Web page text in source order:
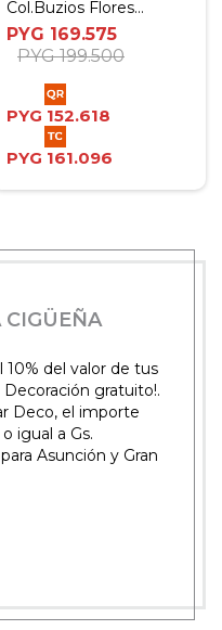
Col.Buzios Flores
Celeste - Twin
PYG 169.575
PYG 199.500
PYG 152.618
PYG 161.096
CIGÜEÑA
del valor de tus
Decoración gratuito!.
Deco, el importe
igual a Gs.
Asunción y Gran